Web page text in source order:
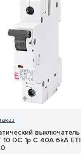
выключатель
10 DC 1p C 40A 6kA ETI